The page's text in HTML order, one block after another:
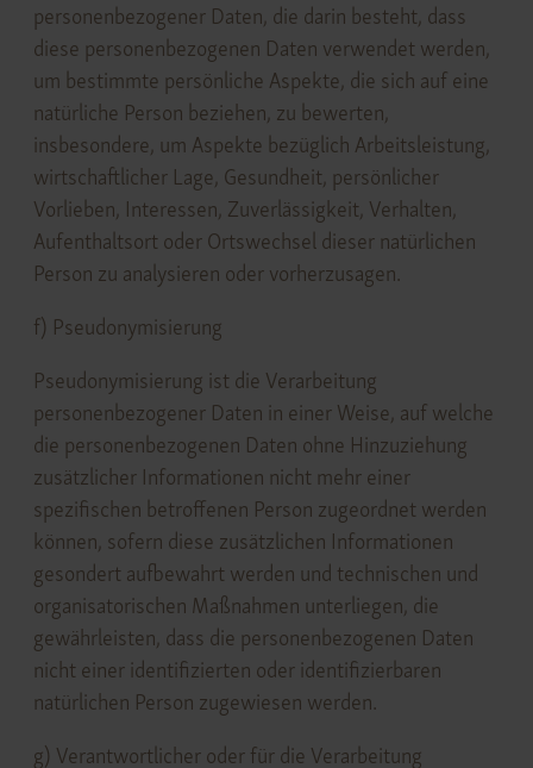
personenbezogener Daten, die darin besteht, dass
diese personenbezogenen Daten verwendet werden,
um bestimmte persönliche Aspekte, die sich auf eine
natürliche Person beziehen, zu bewerten,
insbesondere, um Aspekte bezüglich Arbeitsleistung,
wirtschaftlicher Lage, Gesundheit, persönlicher
Vorlieben, Interessen, Zuverlässigkeit, Verhalten,
Aufenthaltsort oder Ortswechsel dieser natürlichen
Person zu analysieren oder vorherzusagen.
f) Pseudonymisierung
Pseudonymisierung ist die Verarbeitung
personenbezogener Daten in einer Weise, auf welche
die personenbezogenen Daten ohne Hinzuziehung
zusätzlicher Informationen nicht mehr einer
spezifischen betroffenen Person zugeordnet werden
können, sofern diese zusätzlichen Informationen
gesondert aufbewahrt werden und technischen und
organisatorischen Maßnahmen unterliegen, die
gewährleisten, dass die personenbezogenen Daten
nicht einer identifizierten oder identifizierbaren
natürlichen Person zugewiesen werden.
g) Verantwortlicher oder für die Verarbeitung